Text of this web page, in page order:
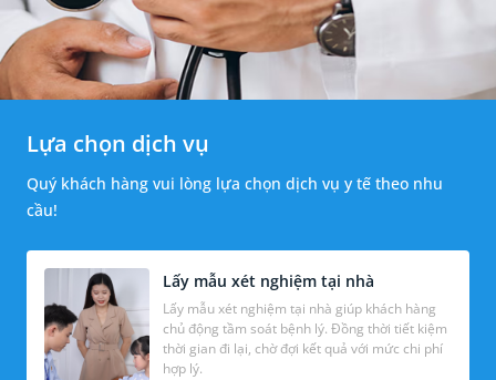
Lựa chọn dịch vụ
Quý khách hàng vui lòng lựa chọn dịch vụ y tế theo nhu
cầu!
Lấy mẫu xét nghiệm tại nhà
Lấy mẫu xét nghiệm tại nhà giúp khách hàng
chủ động tầm soát bệnh lý. Đồng thời tiết kiệm
thời gian đi lại, chờ đợi kết quả với mức chi phí
hợp lý.